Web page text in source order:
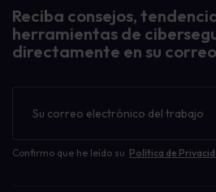
Reciba consejos,
herramientas de
directamente en su
Confirmo que he leído su Política de